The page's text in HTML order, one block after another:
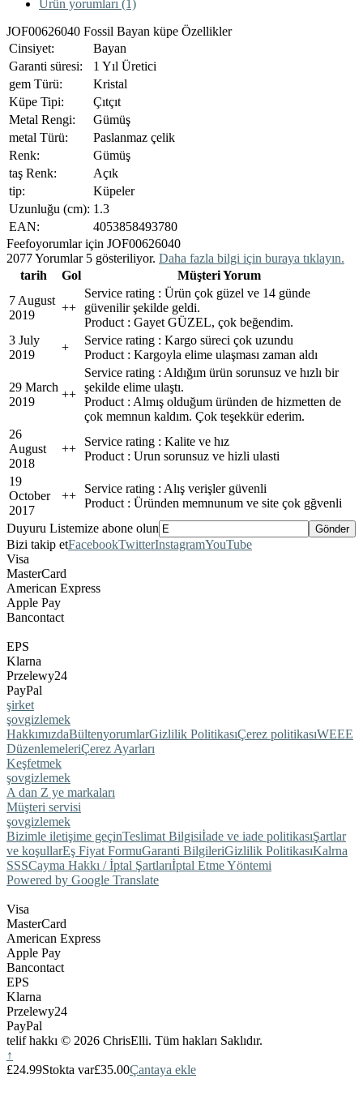
Ürün yorumları (1)
JOF00626040 Fossil Bayan küpe Özellikler
Cinsiyet:
Bayan
Garanti süresi:
1 Yıl Üretici
gem Türü:
Kristal
Küpe Tipi:
Çıtçıt
Metal Rengi:
Gümüş
metal Türü:
Paslanmaz çelik
Renk:
Gümüş
taş Renk:
Açık
tip:
Küpeler
Uzunluğu (cm): 1.3
EAN:
4053858493780
Feefoyorumlar için JOF00626040
2077 Yorumlar 5 gösteriliyor. Daha fazla bilgi için buraya tıklayın.
tarih
Gol
Müşteri Yorum
7 August
2019
++
Service rating : Ürün çok güzel ve 14 günde
güvenilir şekilde geldi.
Product : Gayet GÜZEL, çok beğendim.
3 July
2019
+
Service rating : Kargo süreci çok uzundu
Product : Kargoyla elime ulaşması zaman aldı
29 March
2019
++
Service rating : Aldığım ürün sorunsuz ve hızlı bir
şekilde elime ulaştı.
Product : Almış olduğum üründen de hizmetten de
çok memnun kaldım. Çok teşekkür ederim.
26
August
2018
++
Service rating : Kalite ve hız
Product : Urun sorunsuz ve hizli ulasti
19
October
2017
++
Service rating : Alış verişler güvenli
Product : Üründen memnunum ve site çok gğvenli
Duyuru Listemize abone olun
Bizi takip etFacebookTwitterInstagramYouTube
Visa
MasterCard
American Express
Apple Pay
Bancontact
EPS
Klarna
Przelewy24
PayPal
şirket
şovgizlemek
HakkımızdaBültenyorumlarGizlilik PolitikasıÇerez politikasıWEEE
DüzenlemeleriÇerez Ayarları
Keşfetmek
şovgizlemek
A dan Z ye markaları
Müşteri servisi
şovgizlemek
Bizimle iletişime geçinTeslimat Bilgisiİade ve iade politikasıŞartlar
ve koşullarEş Fiyat FormuGaranti BilgileriGizlilik PolitikasıKalrna
SSSCayma Hakkı / İptal Şartlarıİptal Etme Yöntemi
Powered by Google Translate
Visa
MasterCard
American Express
Apple Pay
Bancontact
EPS
Klarna
Przelewy24
PayPal
telif hakkı © 2026 ChrisElli. Tüm hakları Saklıdır.
↑
£24.99Stokta var£35.00Çantaya ekle